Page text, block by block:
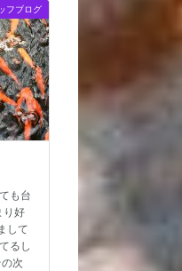
フブログ
も台
り好
して
るし
次